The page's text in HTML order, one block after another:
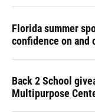
Florida summer
confidence on and
Back 2 School
Multipurpose